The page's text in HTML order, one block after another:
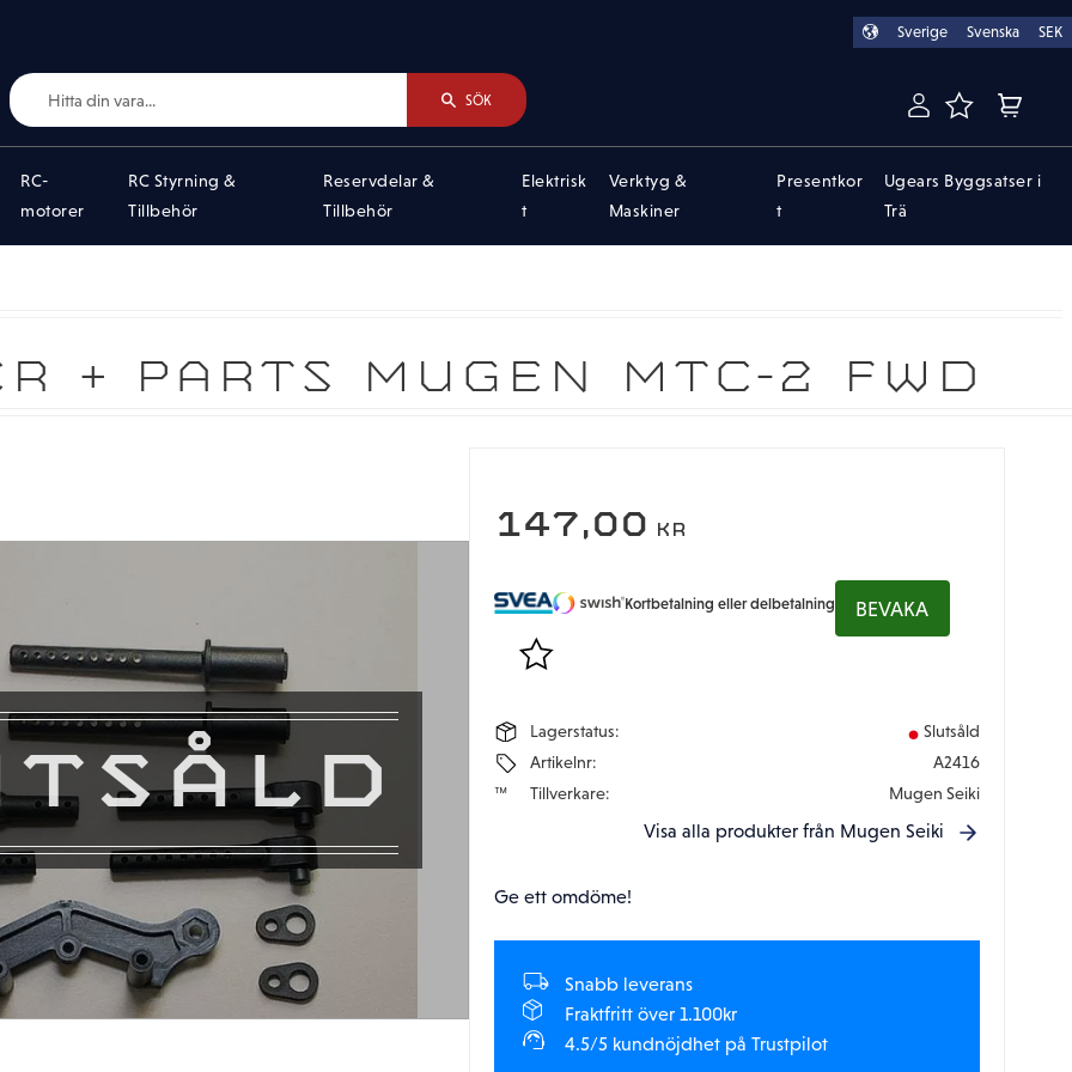
Sverige Svenska SEK
SÖK FAVORITER
RC-
motorer
RC Styrning &
Tillbehör
Reservdelar &
Tillbehör
Elektrisk
t
Verktyg &
Maskiner
Presentkor
t
Ugears Byggsatser i
Trä
+ PARTS MUGEN MTC-2 FWD
147,00 KR
Lägg till i favoriter
Kortbetalning eller delbetalning BEVAKA
Lagerstatus
Slutsåld
Artikelnr
A2416
Tillverkare
Mugen Seiki
Visa alla produkter från Mugen Seiki
Ge ett omdöme!
Snabb leverans
Fraktfritt över 1.100kr
4.5/5 kundnöjdhet på Trustpilot